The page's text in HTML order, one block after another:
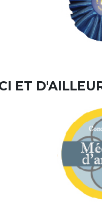
ET